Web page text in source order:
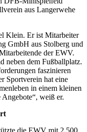
aus Langerwehe
Klein. Er ist Mitarbeiter
GmbH aus Stolberg und
der EWV.
neben dem Fußballplatz.
faszinieren
Sportverein hat eine
in einem kleinen
weiß er.
die EWV mit 2.500